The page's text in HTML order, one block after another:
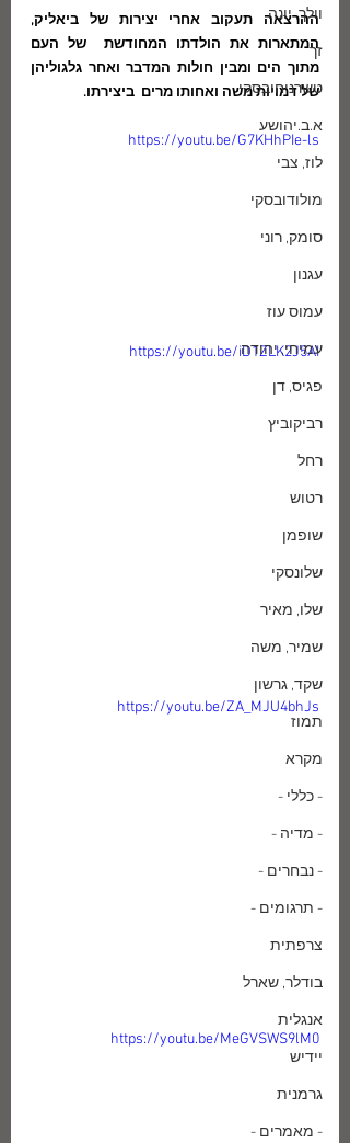
וולך, יונה
זך
טשרניחובסקי
א.ב.יהושע
לוז, צבי
מולודובסקי
סומק, רוני
עגנון
עמוס עוז
עמיחי, יהודה
פגיס, דן
רביקוביץ
רחל
רטוש
שופמן
שלונסקי
שלו, מאיר
שמיר, משה
שקד, גרשון
תמוז
מקרא
- כללי -
- מדיה -
- נבחרים -
- תרגומים -
צרפתית
בודלר, שארל
אנגלית
יידיש
גרמנית
- מאמרים -
של דמויות משה ואחותו מרים  ביצירתו.
https://youtu.be/G7KHhPIe-ls
https://youtu.be/iD1ZLK2J5AI
https://youtu.be/ZA_MJU4bhJs
https://youtu.be/MeGVSWS9lM0